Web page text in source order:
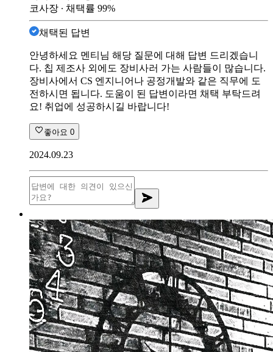
코사장 ∙ 채택률 99%
채택된 답변
안녕하세요 멘티님 해당 질문에 대해 답변 드리겠습니
다. 칩 제조사 외에도 장비사러 가는 사람들이 많습니다.
장비사에서 CS 엔지니어나 공정개발와 같은 직무에 도
전하시면 됩니다. 도움이 된 답변이라면 채택 부탁드려
요! 취업에 성공하시길 바랍니다!
좋아요 0
2024.09.23